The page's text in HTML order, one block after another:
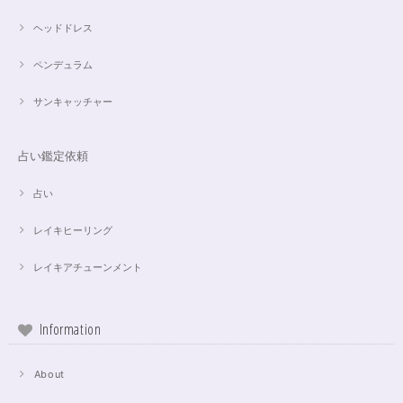
ヘッドドレス
ペンデュラム
サンキャッチャー
占い鑑定依頼
占い
レイキヒーリング
レイキアチューンメント
Information
About